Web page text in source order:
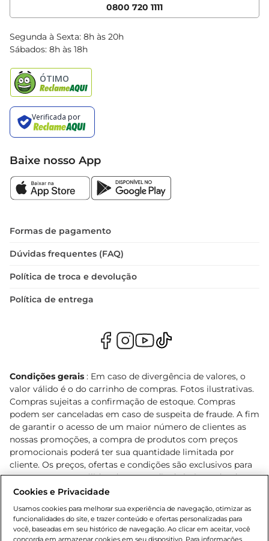
Clube Bretas
Blog Bretas
Black Friday
0800 720 1111
Segunda à Sexta: 8h às 20h
Sábados: 8h às 18h
Baixe nosso App
Formas de pagamento
Dúvidas frequentes (FAQ)
Política de troca e devolução
Política de entrega
Condições gerais : Em caso de divergência de valores, o
valor válido é o do carrinho de compras. Fotos ilustrativas.
Compras sujeitas a confirmação de estoque. Compras
podem ser canceladas em caso de suspeita de fraude. A fim
de garantir o acesso de um maior número de clientes as
nossas promoções, a compra de produtos com preços
promocionais poderá ter sua quantidade limitada por
cliente. Os preços, ofertas e condições são exclusivos para
o e-commerce e válidos durante o dia de hoje, podendo
sofrer alterações sem prévia notificação. Proibida a venda
Lei n.º 8069/90, art. 81, inciso II (Estatuto da Criança e do
Adolescente). Preços e condições exclusivos para o
Cookies e Privacidade
Usamos cookies para melhorar sua experiência de navegação, otimizar as
funcionalidades do site, e trazer conteúdo e ofertas personalizadas para
você, baseadas em seu histórico de navegação. Ao clicar em aceitar, você
concorda em armazenar cookies em seu dispositivo. Para informações